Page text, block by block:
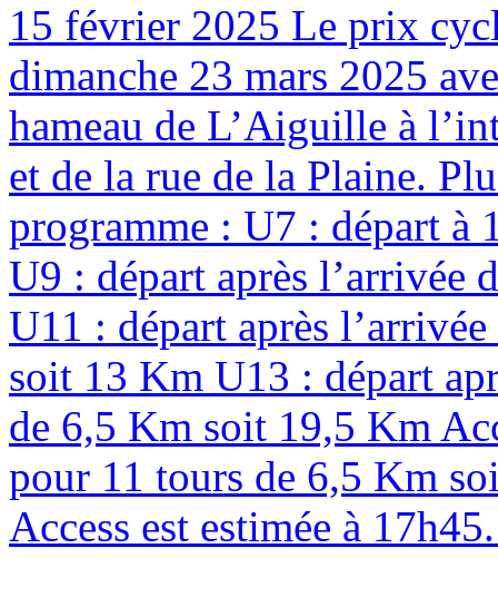
15 février 2025 Le prix
dimanche 23 mars 2025
hameau de L’Aiguille à
et de la rue de la Plaine.
programme : U7 : départ à
U9 : départ après l’arrivée
U11 : départ après
soit 13 Km U13 : départ
de 6,5 Km soit 19,5 Km
pour 11 tours de 6,5 Km
Access est estimée à